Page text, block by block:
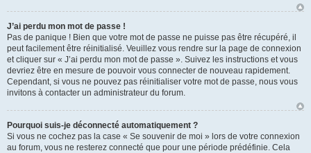
J’ai perdu mon mot de passe !
Pas de panique ! Bien que votre mot de passe ne puisse pas être récupéré, il
peut facilement être réinitialisé. Veuillez vous rendre sur la page de connexion
et cliquer sur « J’ai perdu mon mot de passe ». Suivez les instructions et vous
devriez être en mesure de pouvoir vous connecter de nouveau rapidement.
Cependant, si vous ne pouvez pas réinitialiser votre mot de passe, nous vous
invitons à contacter un administrateur du forum.
Pourquoi suis-je déconnecté automatiquement ?
Si vous ne cochez pas la case « Se souvenir de moi » lors de votre connexion
au forum, vous ne resterez connecté que pour une période prédéfinie. Cela